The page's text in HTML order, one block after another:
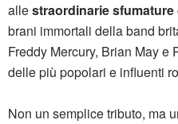
allestraordinarie
brani immortali della band
Freddy Mercury, Brian May e
delle più popolari e influenti
Non un semplice tributo, ma